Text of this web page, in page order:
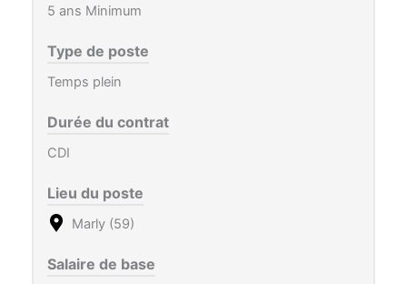
5 ans Minimum
Type de poste
Temps plein
Durée du contrat
CDI
Lieu du poste
Marly (59)
Salaire de base